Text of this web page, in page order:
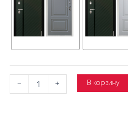
- + В корзину